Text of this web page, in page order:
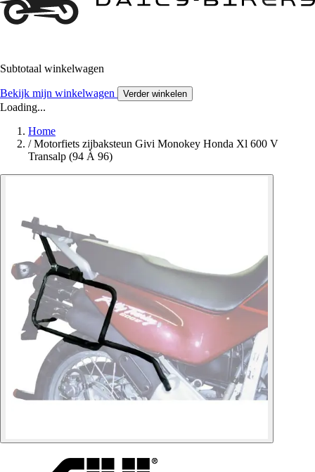
Subtotaal winkelwagen
Bekijk mijn winkelwagen Verder winkelen
Loading...
Home
/ Motorfiets zijbaksteun Givi Monokey Honda Xl 600 V
Transalp (94 À 96)